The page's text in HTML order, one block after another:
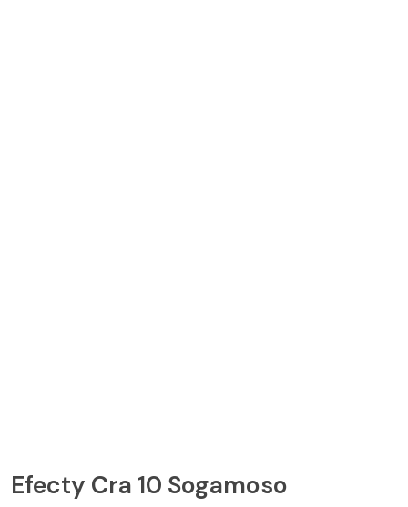
Efecty Cra 10 Sogamoso